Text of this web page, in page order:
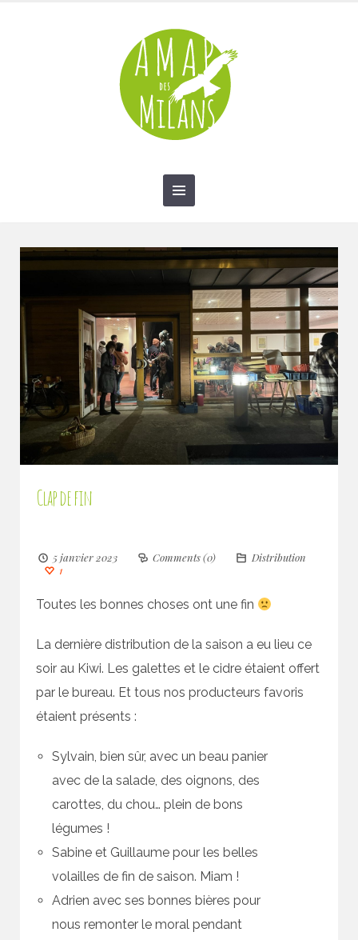
contact@amap-des-milans.fr
Clap de fin
5 janvier 2023 Comments (0)
Distribution
1
Toutes les bonnes choses ont une fin
La dernière distribution de la saison a eu lieu ce
soir au Kiwi. Les galettes et le cidre étaient offert
par le bureau. Et tous nos producteurs favoris
étaient présents :
Sylvain, bien sûr, avec un beau panier
avec de la salade, des oignons, des
carottes, du chou… plein de bons
légumes !
Sabine et Guillaume pour les belles
volailles de fin de saison. Miam !
Adrien avec ses bonnes bières pour
nous remonter le moral pendant